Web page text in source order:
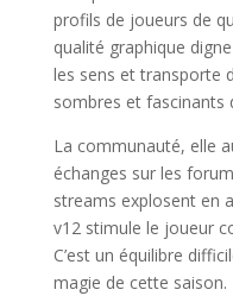
profils de joueurs de
qualité graphique
les sens et transporte
sombres et fascinants
La communauté, elle
échanges sur les
streams explosent en
v12 stimule le joueur
C’est un équilibre
magie de cette saison.